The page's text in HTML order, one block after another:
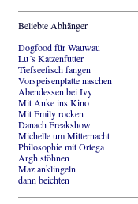
Beliebte Abhänger
Dogfood für Wauwau
Lu´s Katzenfutter
Tiefseefisch fangen
Vorspeisenplatte naschen
Abendessen bei Ivy
Mit Anke ins Kino
Mit Emily rocken
Danach Freakshow
Michelle um Mitternacht
Philosophie mit Ortega
Argh stöhnen
Maz anklingeln
dann beichten